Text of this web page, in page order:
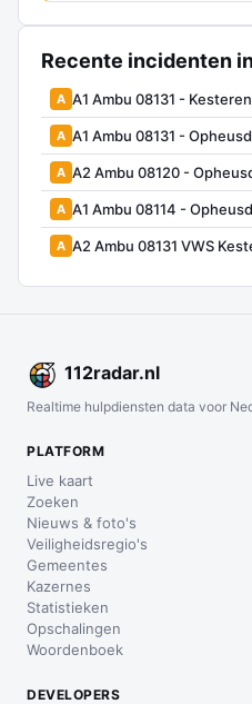
Recente incidenten
A A1 Ambu 08131 -
A A1 Ambu 08131 -
A A2 Ambu 08120 -
A A1 Ambu 08114 -
A A2 Ambu 08131 VWS
112radar.nl
Realtime hulpdiensten data voor
PLATFORM
Live kaart
Zoeken
Nieuws & foto's
Veiligheidsregio's
Gemeentes
Kazernes
Statistieken
Opschalingen
Woordenboek
DEVELOPERS